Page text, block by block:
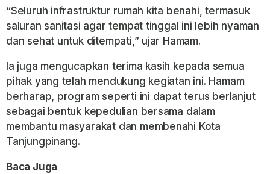
“Seluruh infrastruktur rumah kita benahi, termasuk
saluran sanitasi agar tempat tinggal ini lebih nyaman
dan sehat untuk ditempati,” ujar Hamam.
Ia juga mengucapkan terima kasih kepada semua
pihak yang telah mendukung kegiatan ini. Hamam
berharap, program seperti ini dapat terus berlanjut
sebagai bentuk kepedulian bersama dalam
membantu masyarakat dan membenahi Kota
Tanjungpinang.
Baca Juga